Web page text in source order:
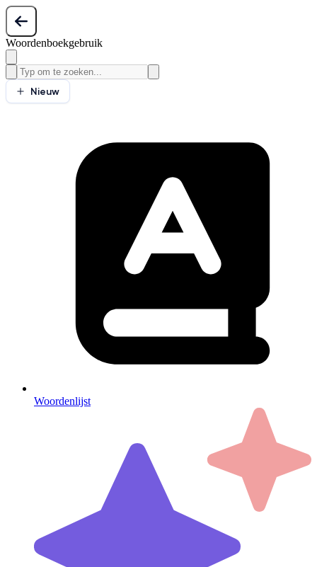
Woordenboekgebruik
Nieuw
Woordenlijst